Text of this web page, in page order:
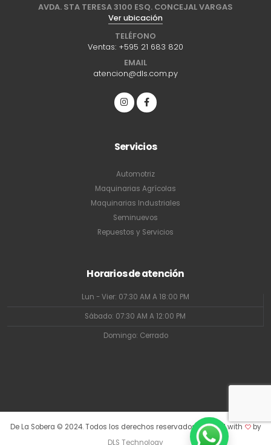
AVDA. STA TERESA 3100 ESQ. CONCEJAL VARGAS
Ver ubicación
TELÉFONO
Ventas: +595 21 683 820
EMAIL
atencion@dls.com.py
Servicios
Automotriz
Maquinarias Agrícolas
Maquinarias Industriales
Seminuevos
Repuestos y Servicios
Horarios de atención
Lun - Vier: 07:30 AM A 18:00 PM
Sábado: 07:30 AM A 12:00 PM
Domingo: Cerrado
De La Sobera © 2024. Todos los derechos reservados. Crafted with
by
DLS Technology